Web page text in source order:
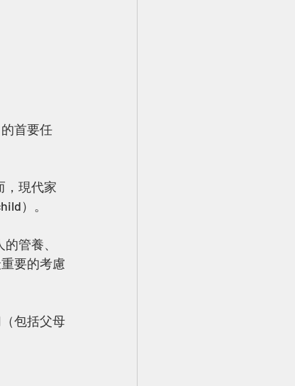
首要任
，現代家
）。
管養、
要的考慮
包括父母